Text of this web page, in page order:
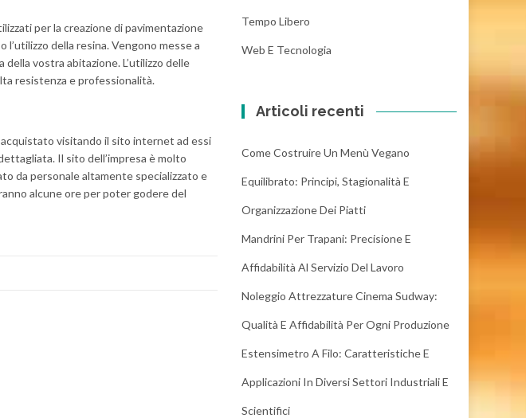
per la creazione di pavimentazione
della resina. Vengono messe a
vostra abitazione. L’utilizzo delle
resistenza e professionalità.
acquistato visitando il sito internet ad essi
Il sito dell’impresa è molto
da personale altamente specializzato e
alcune ore per poter godere del
Tempo Libero
Web E Tecnologia
Articoli recenti
Come Costruire Un Menù Vegano
Equilibrato: Principi, Stagionalità E
Organizzazione Dei Piatti
Mandrini Per Trapani: Precisione E
Affidabilità Al Servizio Del Lavoro
Noleggio Attrezzature Cinema Sudway:
Qualità E Affidabilità Per Ogni Produzione
Estensimetro A Filo: Caratteristiche E
Applicazioni In Diversi Settori Industriali E
Scientifici